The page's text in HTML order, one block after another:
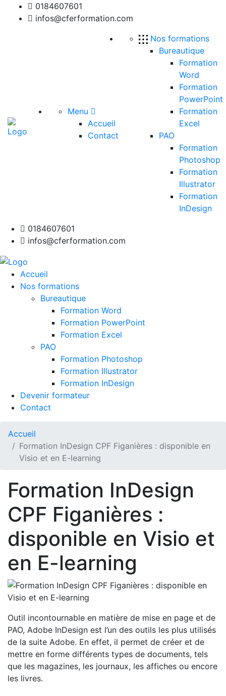
0184607601
infos@cferformation.com
Menu
Accueil
Contact
Nos formations
Bureautique
Formation
Word
Formation
PowerPoint
Formation
Excel
PAO
Formation
Photoshop
Formation
Illustrator
Formation
InDesign
0184607601
infos@cferformation.com
Accueil
Nos formations
Bureautique
Formation Word
Formation PowerPoint
Formation Excel
PAO
Formation Photoshop
Formation Illustrator
Formation InDesign
Devenir formateur
Contact
Accueil
Formation InDesign CPF Figanières : disponible en
Visio et en E-learning
Formation InDesign
CPF Figanières :
disponible en Visio et
en E-learning
Outil incontournable en matière de mise en page et de
PAO, Adobe InDesign est l’un des outils les plus utilisés
de la suite Adobe. En effet, il permet de créer et de
mettre en forme différents types de documents, tels
que les magazines, les journaux, les affiches ou encore
les livres.